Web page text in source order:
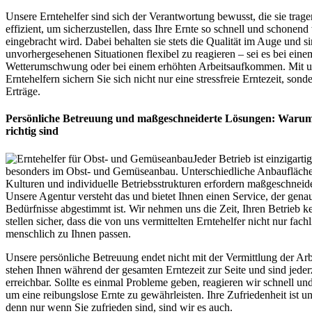
Unsere Erntehelfer sind sich der Verantwortung bewusst, die sie
effizient, um sicherzustellen, dass Ihre Ernte so schnell und
eingebracht wird. Dabei behalten sie stets die Qualität im Auge und
unvorhergesehenen Situationen flexibel zu reagieren – sei es bei
Wetterumschwung oder bei einem erhöhten Arbeitsaufkommen. Mit
Erntehelfern sichern Sie sich nicht nur eine stressfreie Erntezeit,
Erträge.
Persönliche Betreuung und maßgeschneiderte Lösungen:
richtig sind
Jeder Betrieb ist
besonders im Obst- und Gemüseanbau. Unterschiedliche
Kulturen und individuelle Betriebsstrukturen erfordern
Unsere Agentur versteht das und bietet Ihnen einen Service, der
Bedürfnisse abgestimmt ist. Wir nehmen uns die Zeit, Ihren Betrieb
stellen sicher, dass die von uns vermittelten Erntehelfer nicht nur
menschlich zu Ihnen passen.
Unsere persönliche Betreuung endet nicht mit der Vermittlung der
stehen Ihnen während der gesamten Erntezeit zur Seite und sind
erreichbar. Sollte es einmal Probleme geben, reagieren wir schnell
um eine reibungslose Ernte zu gewährleisten. Ihre Zufriedenheit ist
denn nur wenn Sie zufrieden sind, sind wir es auch.